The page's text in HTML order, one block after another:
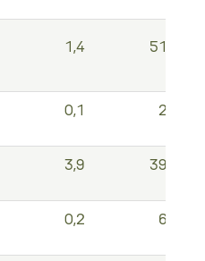
1,4 51,7
0,1 2,0
3,9 39,1
0,2 6,2